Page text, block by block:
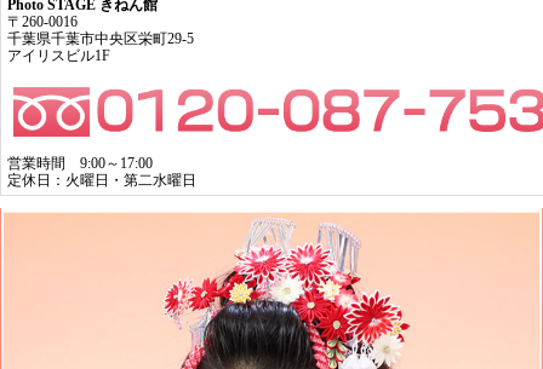
Photo STAGE きねん館
〒260-0016
千葉県千葉市中央区栄町29-5
アイリスビル1F
営業時間 9:00～17:00
定休日：火曜日・第二水曜日